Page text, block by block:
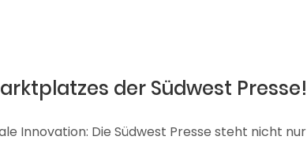
der Südwest Presse!
Innovation: Die Südwest Presse steht nicht nur